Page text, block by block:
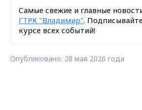
Самые свежие и главные
ГТРК "Владимир".
курсе всех событий!
Опубликовано: 28 мая 2026 года